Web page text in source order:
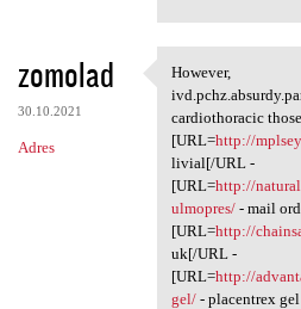
zomolad
30.10.2021
Adres
However,
However,
cardiothoracic those
[URL=http://
livial[/URL -
[URL=http://
ulmopres/- mail
[URL=http://
uk[/URL -
[URL=http://
gel/- placentrex